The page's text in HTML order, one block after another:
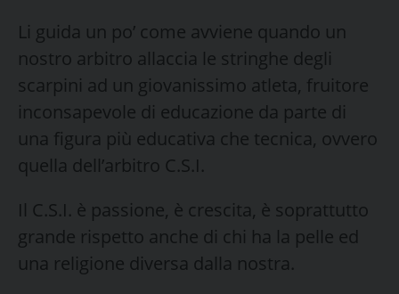
Li guida un po’ come avviene quando un
nostro arbitro allaccia le stringhe degli
scarpini ad un giovanissimo atleta, fruitore
inconsapevole di educazione da parte di
una figura più educativa che tecnica, ovvero
quella dell’arbitro C.S.I.
Il C.S.I. è passione, è crescita, è soprattutto
grande rispetto anche di chi ha la pelle ed
una religione diversa dalla nostra.